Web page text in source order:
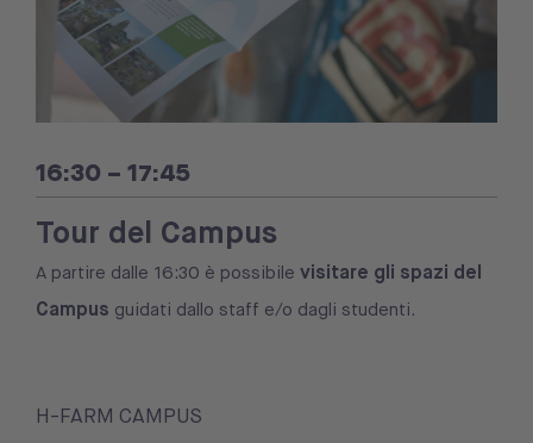
16:30 – 17:45
Tour del Campus
A partire dalle 16:30 è possibile visitare gli spazi del
Campus guidati dallo staff e/o dagli studenti.
H-FARM CAMPUS